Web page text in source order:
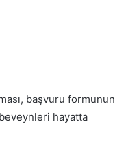
başvuru formunun
hayatta